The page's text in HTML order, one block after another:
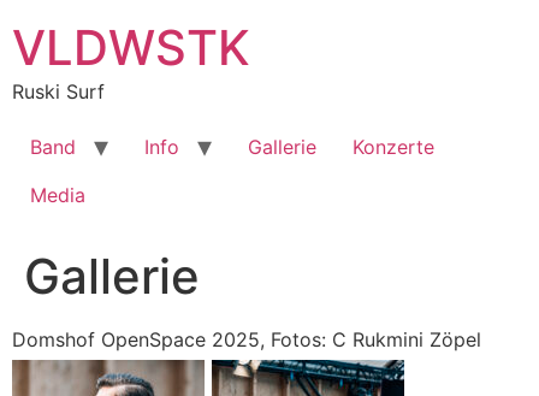
Inhalt
springen
VLDWSTK
Ruski Surf
Band Info Gallerie
Konzerte
Media
Gallerie
Domshof OpenSpace 2025, Fotos: C Rukmini Zöpel